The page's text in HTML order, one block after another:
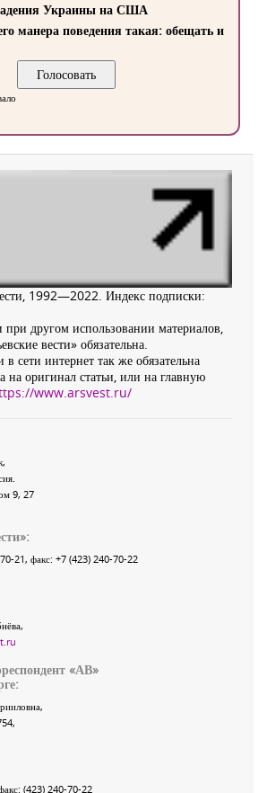
Украины на США
манера поведения такая: обещать и
1992—2022. Индекс подписки:
при другом использовании материалов,
вести» обязательна.
сети интернет так же обязательна
на оригинал статьи, или на главную
www.arsvest.ru/
,
9, 27
»:
21, факс: +7 (423) 240-70-22
«АВ»
(423) 240-70-22